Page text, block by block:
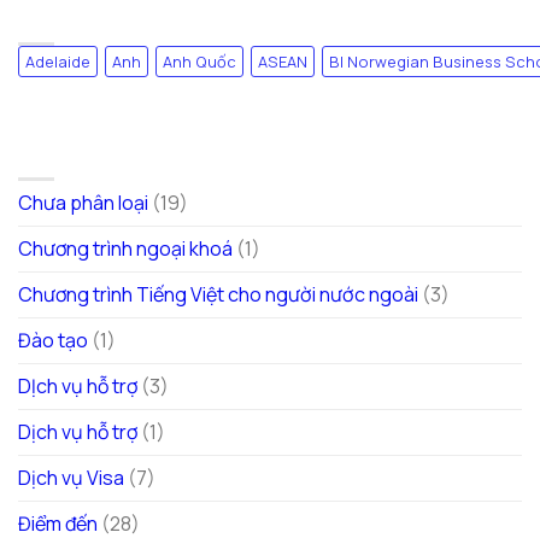
Adelaide Anh Anh Quốc ASEAN BI Norwegian Business
Chưa phân loại (19)
Chương trình ngoại khoá (1)
Chương trình Tiếng Việt cho người nước ngoài (3)
Đào tạo (1)
DỊch vụ hỗ trợ (3)
Dịch vụ hỗ trợ (1)
Dịch vụ Visa (7)
Điểm đến (28)